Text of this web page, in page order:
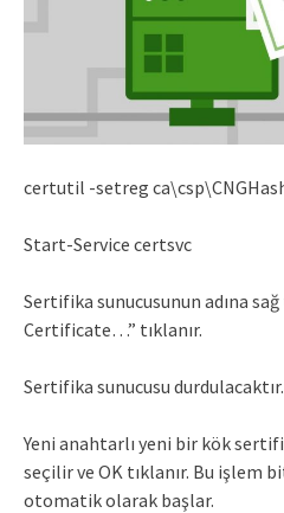
certutil -setreg
Start-Service certsvc
Sertifika sunucusunun adına sağ
Certificate…” tıklanır.
Sertifika sunucusu durdulacaktır.
Yeni anahtarlı yeni bir kök
seçilir ve OK tıklanır. Bu işlem
otomatik olarak başlar.